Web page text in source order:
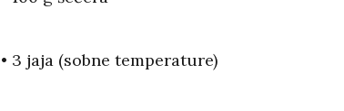
• 3 jaja (sobne temperature)